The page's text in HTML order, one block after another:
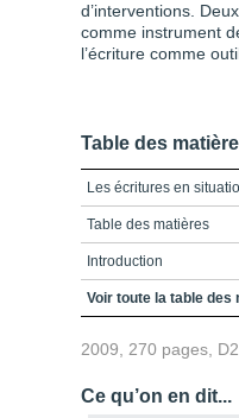
d’interventions.
comme instrument
l’écriture comme
Table des
Les écritures en
Table des matières
Introduction
Partie 1
Chapitre 3
Voir toute la table des
2009, 270 pages,
Ce qu’on en dit...